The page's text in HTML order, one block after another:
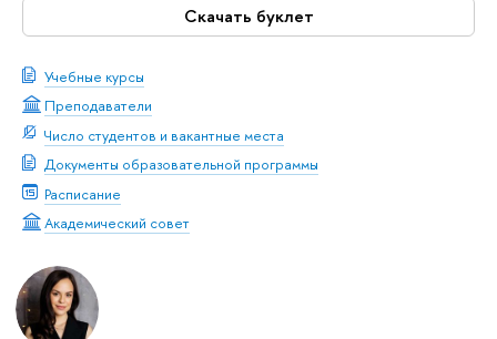
Скачать буклет
Учебные курсы
Преподаватели
Число студентов и вакантные места
Документы образовательной программы
Расписание
Академический совет